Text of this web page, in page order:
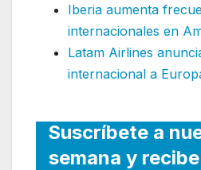
Iberia aumenta
internacionales en
Latam Airlines
internacional a
Suscríbete a
semana y